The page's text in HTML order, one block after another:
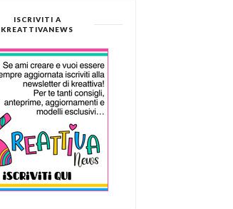
UN
DECORAZIONI
ISCRIVITI A
KREATTIVANEWS